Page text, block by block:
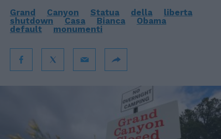
Grand Canyon Statua della
liberta
shutdown
Casa Bianca
Obama
default
monumenti